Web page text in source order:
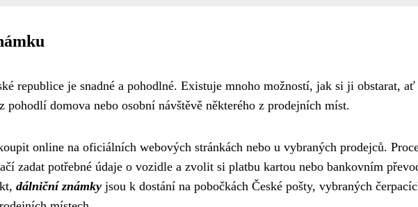
republice je snadné a pohodlné. Existuje mnoho možností, jak si ji obstarat, ať
pohodlí domova nebo osobní návštěvě některého z prodejních míst.
online na oficiálních webových stránkách nebo u vybraných prodejců.
zadat potřebné údaje o vozidle a zvolit si platbu kartou nebo bankovním
dálniční známky jsou k dostání na pobočkách České pošty, vybraných